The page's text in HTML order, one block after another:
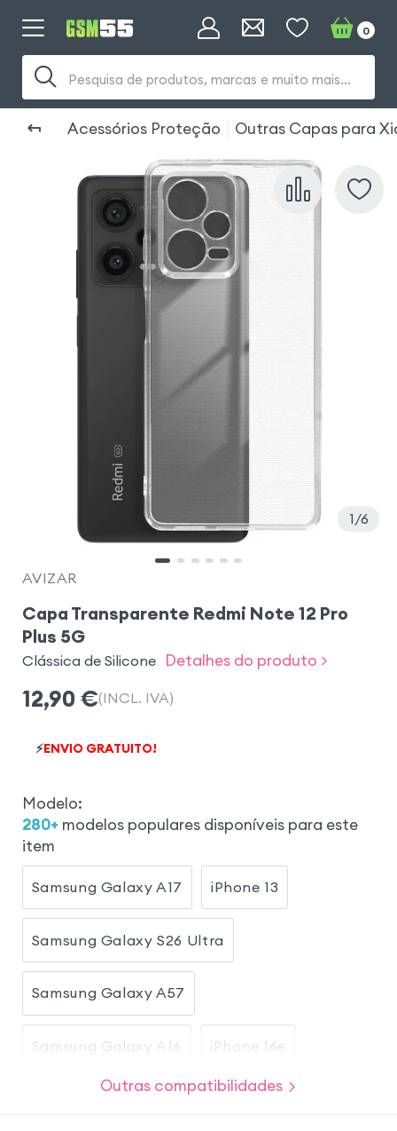
Pesquisa de produtos, marcas e muito mais...
0
Acessórios Proteção Outras Capas para
1 6
AVIZAR
Capa Transparente Redmi Note 12 Pro
Plus 5G
Clássica de Silicone Detalhes do produto >
12,90 €(INCL. IVA)
⚡ENVIO GRATUITO!
Modelo:
280+ modelos populares disponíveis para este
item
Samsung Galaxy A17 iPhone 13
Samsung Galaxy S26 Ultra
Samsung Galaxy A57
Samsung Galaxy A16 iPhone 16e
Samsung Galaxy S24 Ultra
Outras compatibilidades